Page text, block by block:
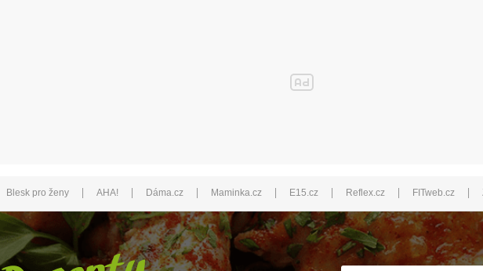
Blesk pro ženy | AHA! | Dáma.cz | Maminka.cz | E15.cz | Reflex.cz | FITweb.cz |